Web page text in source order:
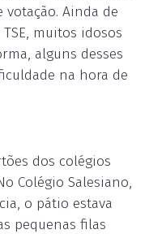
Ainda de
muitos idosos
alguns desses
na hora de
dos colégios
Colégio Salesiano,
o pátio estava
pequenas filas